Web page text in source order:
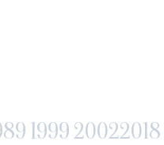
199920022018